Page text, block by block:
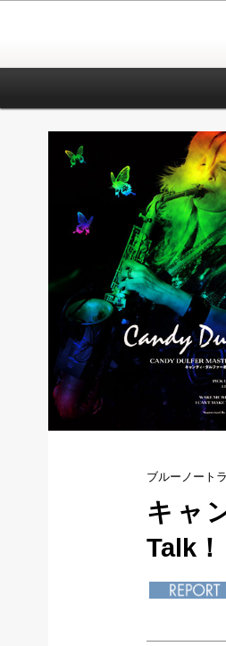
ブルーノート
キャ
Talk！